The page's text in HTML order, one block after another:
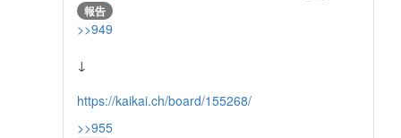
報告
>>949
↓
https://kaikai.ch/board/155268/
>>955